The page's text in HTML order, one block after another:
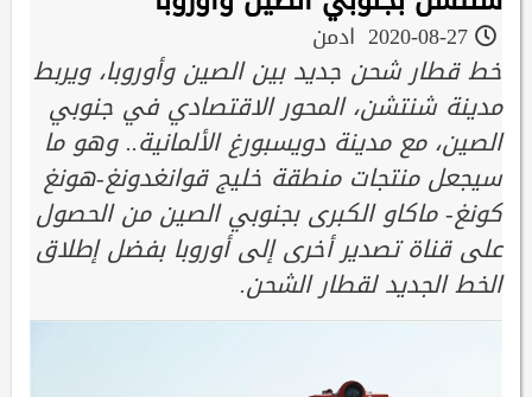
ادمن
خط قطار شحن جديد بين الصين وأوروبا، ويربط
مدينة شنتشن، المحور الاقتصادي في جنوبي
الصين، مع مدينة دويسبورغ الألمانية.. وهو ما
سيجعل منتجات منطقة خليج قوانغدونغ-هونغ
كونغ- ماكاو الكبرى بجنوبي الصين من الحصول
على قناة تصدير أخرى إلى أوروبا بفضل إطلاق
الخط الجديد لقطار الشحن.